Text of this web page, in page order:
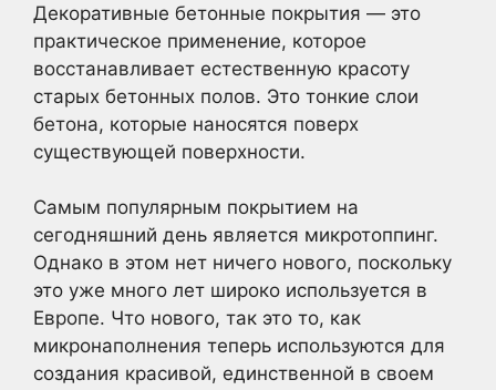
Декоративные бетонные покрытия — это
практическое применение, которое
восстанавливает естественную красоту
старых бетонных полов. Это тонкие слои
бетона, которые наносятся поверх
существующей поверхности.
Самым популярным покрытием на
сегодняшний день является микротоппинг.
Однако в этом нет ничего нового, поскольку
это уже много лет широко используется в
Европе. Что нового, так это то, как
микронаполнения теперь используются для
создания красивой, единственной в своем